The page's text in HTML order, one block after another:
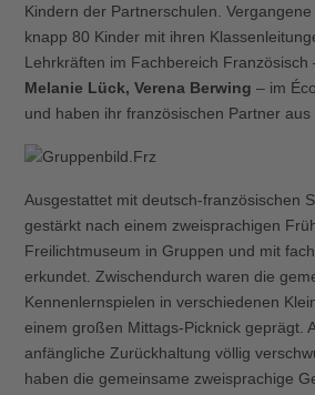
Kindern der Partnerschulen.
knapp 80 Kinder mit ihren
Lehrkräften im Fachbereich Französisch
Melanie Lück, Verena Berwing – im
und haben ihr französischen Partner
Ausgestattet mit deutsch-französischen
gestärkt nach einem zweisprachigen
Freilichtmuseum in Gruppen und mit
erkundet. Zwischendurch waren die
Kennenlernspielen in verschiedenen
einem großen Mittags-Picknick geprägt.
anfängliche Zurückhaltung völlig
haben die gemeinsame zweisprachige